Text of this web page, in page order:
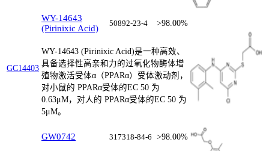
GC14403
WY-14643
(Pirinixic Acid)
50892-23-4 >98.00%
WY-14643 (Pirinixic Acid)是一种高效、
具备选择性高亲和力的过氧化物酶体增
殖物激活受体α（PPARα）受体激动剂，
对小鼠的 PPARα受体的EC 50 为
0.63μM，对人的 PPARα受体的EC 50 为
5μM。
GW0742 317318-84-6 >98.00%